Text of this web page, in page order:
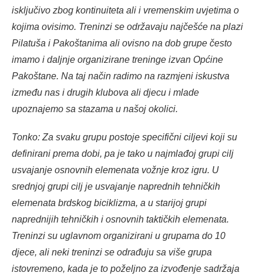
isključivo zbog kontinuiteta ali i vremenskim uvjetima o
kojima ovisimo. Treninzi se održavaju najčešće na plazi
Pilatuša i Pakoštanima ali ovisno na dob grupe često
imamo i daljnje organizirane treninge izvan Općine
Pakoštane. Na taj način radimo na razmjeni iskustva
između nas i drugih klubova ali djecu i mlade
upoznajemo sa stazama u našoj okolici.
Tonko: Za svaku grupu postoje specifični ciljevi koji su
definirani prema dobi, pa je tako u najmlađoj grupi cilj
usvajanje osnovnih elemenata vožnje kroz igru. U
srednjoj grupi cilj je usvajanje naprednih tehničkih
elemenata brdskog biciklizma, a u starijoj grupi
naprednijih tehničkih i osnovnih taktičkih elemenata.
Treninzi su uglavnom organizirani u grupama do 10
djece, ali neki treninzi se odrađuju sa više grupa
istovremeno, kada je to poželjno za izvođenje sadržaja